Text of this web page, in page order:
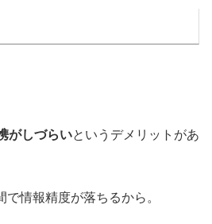
がしづらいというデメリットがあ
情報精度が落ちるから。